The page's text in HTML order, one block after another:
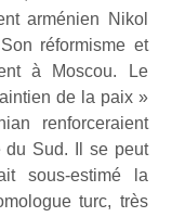
arménien Nikol
réformisme et
à Moscou. Le
de la paix »
renforceraient
du Sud. Il se peut
sous-estimé la
turc, très